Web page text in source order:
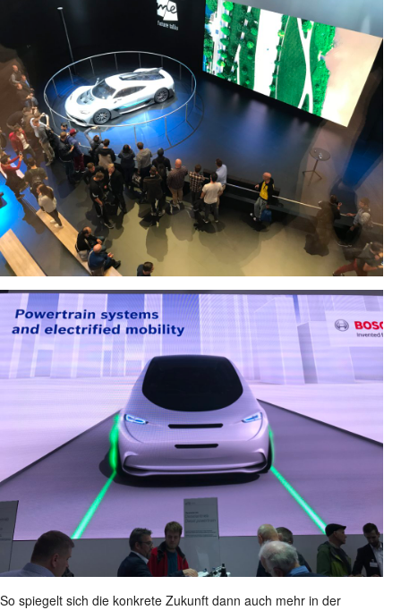
So spiegelt sich die konkrete Zukunft dann auch mehr in der